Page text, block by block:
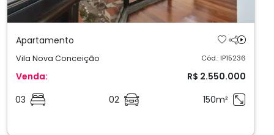
Apartamento
Vila Nova Conceição Cód.: IP15236
Venda:
R$ 2.550.000
03
02 150m²